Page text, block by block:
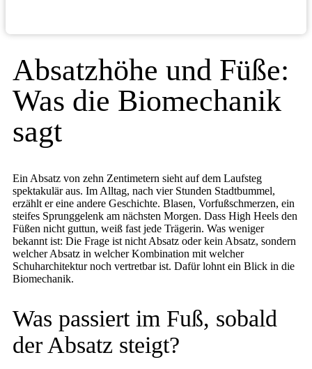
Absatzhöhe und Füße:
Was die Biomechanik
sagt
Ein Absatz von zehn Zentimetern sieht auf dem Laufsteg
spektakulär aus. Im Alltag, nach vier Stunden Stadtbummel,
erzählt er eine andere Geschichte. Blasen, Vorfußschmerzen, ein
steifes Sprunggelenk am nächsten Morgen. Dass High Heels den
Füßen nicht guttun, weiß fast jede Trägerin. Was weniger
bekannt ist: Die Frage ist nicht Absatz oder kein Absatz, sondern
welcher Absatz in welcher Kombination mit welcher
Schuharchitektur noch vertretbar ist. Dafür lohnt ein Blick in die
Biomechanik.
Was passiert im Fuß, sobald
der Absatz steigt?